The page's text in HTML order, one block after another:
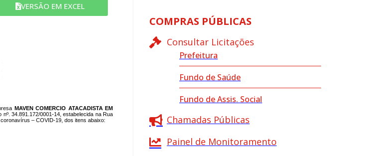
VERSÃO EM EXCEL
MAVEN COMERCIO ATACADISTA EM
34.891.172/0001-14, estabelecida na Rua
– COVID-19, dos itens abaixo:
COMPRAS PÚBLICAS
Consultar Licitações
Prefeitura
Fundo de Saúde
Fundo de Assis. Social
Chamadas Públicas
Painel de Monitoramento